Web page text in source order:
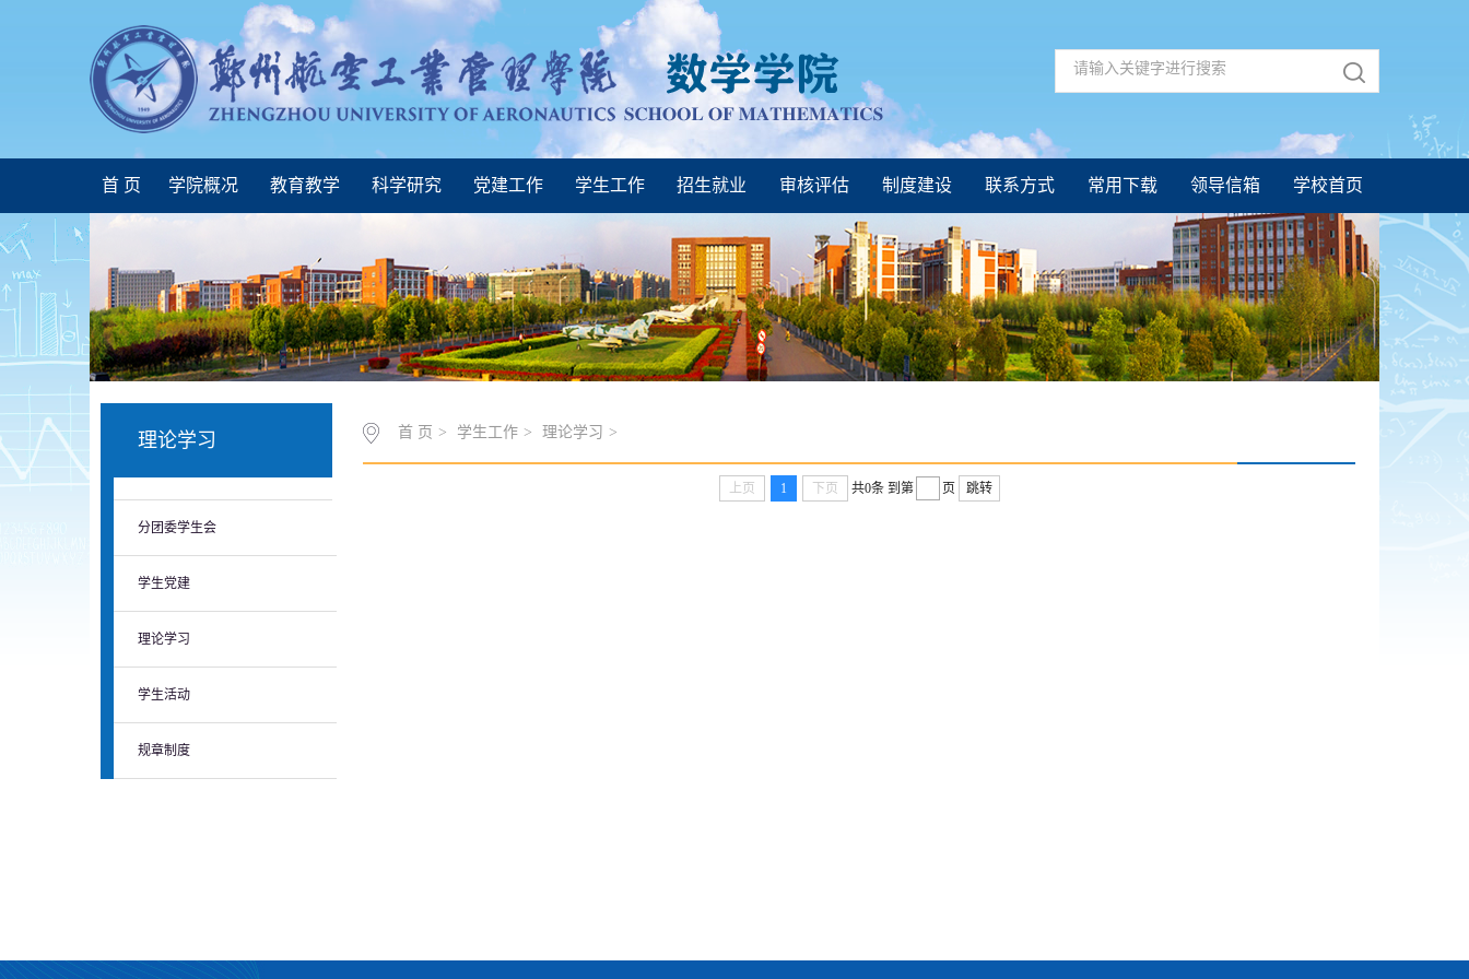
首 页 学院概况 教育教学 科学研究 党建工作 学生工作 招生就业 审核评估 制度建设 联系方式 常用下载 领导信箱 学校首页
理论学习
分团委学生会
学生党建
理论学习
学生活动
规章制度
首 页 > 学生工作 > 理论学习 >
上页 1 下页 共0条 到第 页 跳转